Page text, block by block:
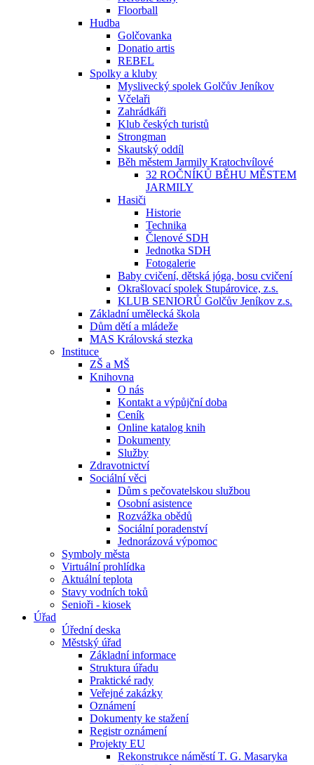
Floorball
Hudba
Golčovanka
Donatio artis
REBEL
Spolky a kluby
Myslivecký spolek Golčův Jeníkov
Včelaři
Zahrádkáři
Klub českých turistů
Strongman
Skautský oddíl
Běh městem Jarmily Kratochvílové
32 ROČNÍKŮ BĚHU MĚSTEM
JARMILY
Hasiči
Historie
Technika
Členové SDH
Jednotka SDH
Fotogalerie
Baby cvičení, dětská jóga, bosu cvičení
Okrašlovací spolek Stupárovice, z.s.
KLUB SENIORŮ Golčův Jeníkov z.s.
Základní umělecká škola
Dům dětí a mládeže
MAS Královská stezka
Instituce
ZŠ a MŠ
Knihovna
O nás
Kontakt a výpůjční doba
Ceník
Online katalog knih
Dokumenty
Služby
Zdravotnictví
Sociální věci
Dům s pečovatelskou službou
Osobní asistence
Rozvážka obědů
Sociální poradenství
Jednorázová výpomoc
Symboly města
Virtuální prohlídka
Aktuální teplota
Stavy vodních toků
Senioři - kiosek
Úřad
Úřední deska
Městský úřad
Základní informace
Struktura úřadu
Praktické rady
Veřejné zakázky
Oznámení
Dokumenty ke stažení
Registr oznámení
Projekty EU
Rekonstrukce náměstí T. G. Masaryka